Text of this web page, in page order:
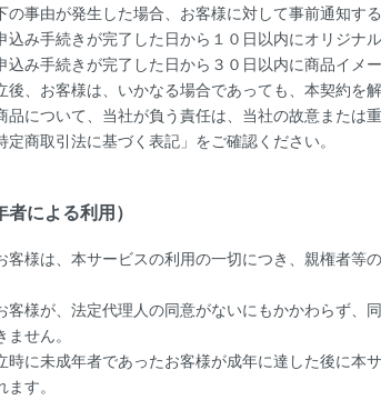
の事由が発生した場合、お客様に対して事前通知す
込み手続きが完了した日から１０日以内にオリジ
込み手続きが完了した日から３０日以内に商品イメ
後、お客様は、いかなる場合であっても、本契約を
品について、当社が負う責任は、当社の故意また
定商取引法に基づく表記 」をご確認ください。
による利用）
客様は、本サービスの利用の一切につき、親権者
客様が、法定代理人の同意がないにもかかわらず
せん。
時に未成年者であったお客様が成年に達した後に
す。